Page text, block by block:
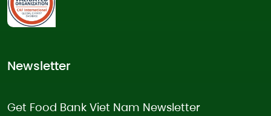
Newsletter
Get Food Bank Viet Nam Newsletter